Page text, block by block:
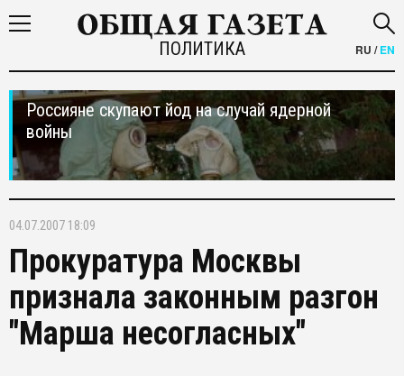
ПОЛИТИКА RU /EN
Россияне скупают йод на случай ядерной
войны
04.07.2007 18:09
Прокуратура Москвы
признала законным разгон
"Марша несогласных"